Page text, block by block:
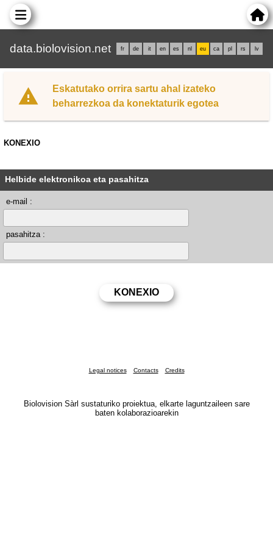
data.biolovision.net fr de it en es nl eu ca pl rs lv
Eskatutako orrira sartu ahal izateko
beharrezkoa da konektaturik egotea
KONEXIO
Helbide elektronikoa eta pasahitza
e-mail :
pasahitza :
Legal notices Contacts Credits
Biolovision Sàrl sustaturiko proiektua, elkarte laguntzaileen sare
baten kolaborazioarekin